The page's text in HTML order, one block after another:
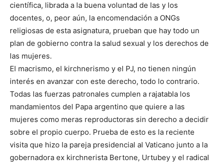
científica, librada a la buena voluntad de las y los
docentes, o, peor aún, la encomendación a ONGs
religiosas de esta asignatura, prueban que hay todo un
plan de gobierno contra la salud sexual y los derechos de
las mujeres.
El macrismo, el kirchnerismo y el PJ, no tienen ningún
interés en avanzar con este derecho, todo lo contrario.
Todas las fuerzas patronales cumplen a rajatabla los
mandamientos del Papa argentino que quiere a las
mujeres como meras reproductoras sin derecho a decidir
sobre el propio cuerpo. Prueba de esto es la reciente
visita que hizo la pareja presidencial al Vaticano junto a la
gobernadora ex kirchnerista Bertone, Urtubey y el radical